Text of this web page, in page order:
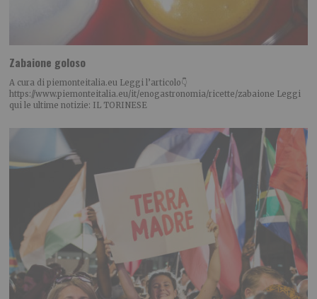
Zabaione goloso
A cura di piemonteitalia.eu Leggi l’articolo👇
https://www.piemonteitalia.eu/it/enogastronomia/ricette/zabaione Leggi
qui le ultime notizie: IL TORINESE